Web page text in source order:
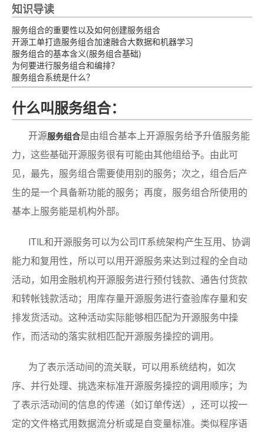
知识导读
服务组合的重要性以及如何创建服务组合
开源工单打造服务组合加速融合大数据和机器学习
服务组合的基本含义(服务组合基础)
为何要进行服务组合和编排？
服务组合系统是什么？
什么叫服务组合：
开源服务组合是由组合基本上开源服务给予升值服务能
力，这些基础开源服务很有可能由其他组给予。由此可
见，最先，服务组合需要使用别的服务；次之，组合后产
生的是一个具备新功能的服务；再度，服务组合所使用的
基本上服务能是机构外部。
ITIL和开源服务可以为公司IT系统架构产生互用、协调
能力和复用性，所以可以用开源服务来达到过程的全自动
活动，如用金融机构开源服务进行预付钱款、通告付货款
和转帐钱款活动；用库存量开源服务进行查验库存量和安
排发货活动。这种活动实际能够相匹配为开源服务中操
作，而活动的落实就相匹配开源服务操控的调用。
为了表示活动间的流关联，可以用系统结构，如次
序、并行处理、挑选来标准开源服务操控的调用顺序；为
了表示活动间的信息的传递（如订单传送），还可以按一
定的文件格式用数据流分析或是自变量标准。类似程序语